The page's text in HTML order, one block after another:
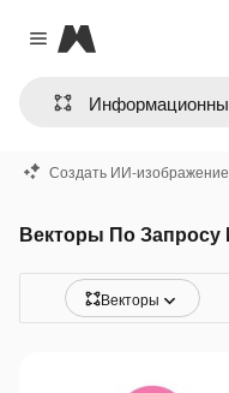
Close menu
Magnific
Создать ИИ-изображение
Векторы